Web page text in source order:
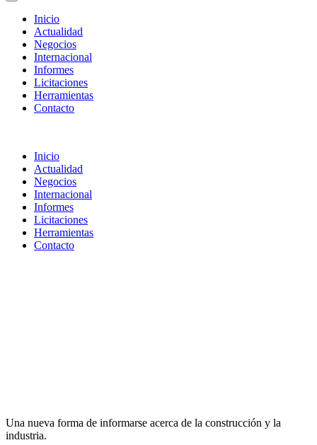
Inicio
Actualidad
Negocios
Internacional
Informes
Licitaciones
Herramientas
Contacto
Inicio
Actualidad
Negocios
Internacional
Informes
Licitaciones
Herramientas
Contacto
Una nueva forma de informarse acerca de la construcción y la
industria.